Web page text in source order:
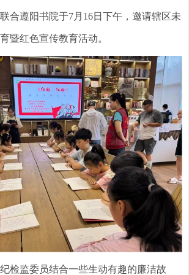
合遵阳书院于7月16日下午，邀请辖区未
暨红色宣传教育活动。
检监委员结合一些生动有趣的廉洁故